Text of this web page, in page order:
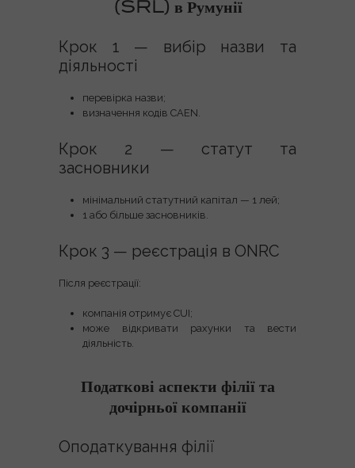
(SRL) в Румунії
Крок 1 — вибір назви та
діяльності
перевірка назви;
визначення кодів CAEN.
Крок 2 — статут та
засновники
мінімальний статутний капітал — 1 лей;
1 або більше засновників.
Крок 3 — реєстрація в ONRC
Після реєстрації:
компанія отримує CUI;
може відкривати рахунки та вести
діяльність.
Податкові аспекти філії та
дочірньої компанії
Оподаткування філії